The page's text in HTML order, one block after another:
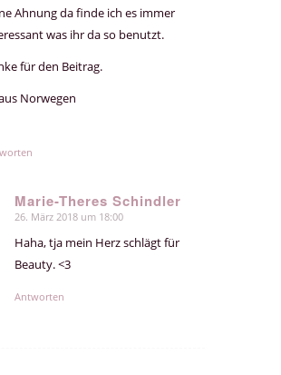
Ahnung da finde ich es immer
was ihr da so benutzt.
für den Beitrag.
Norwegen
Marie-Theres Schindler
sagte:
26. März 2018 um 18:00
Haha, tja mein Herz schlägt für
Beauty. <3
Antworten